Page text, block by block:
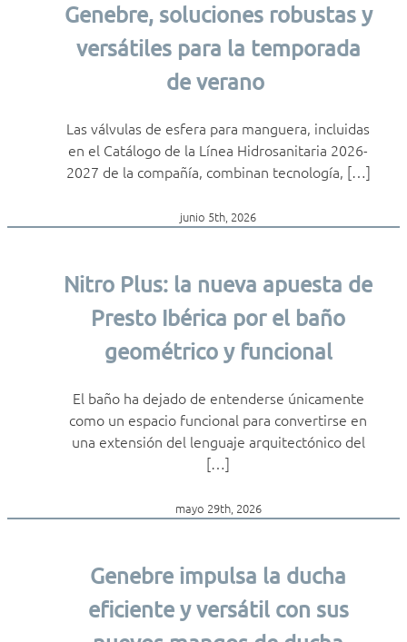
Genebre, soluciones robustas y
versátiles para la temporada
de verano
Las válvulas de esfera para manguera, incluidas
en el Catálogo de la Línea Hidrosanitaria 2026-
2027 de la compañía, combinan tecnología, […]
junio 5th, 2026
Nitro Plus: la nueva apuesta de
Presto Ibérica por el baño
geométrico y funcional
El baño ha dejado de entenderse únicamente
como un espacio funcional para convertirse en
una extensión del lenguaje arquitectónico del
[…]
mayo 29th, 2026
Genebre impulsa la ducha
eficiente y versátil con sus